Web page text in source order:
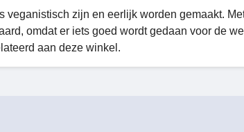
zijn en eerlijk worden gemaakt.
omdat er iets goed wordt gedaan voor de
aan deze winkel.